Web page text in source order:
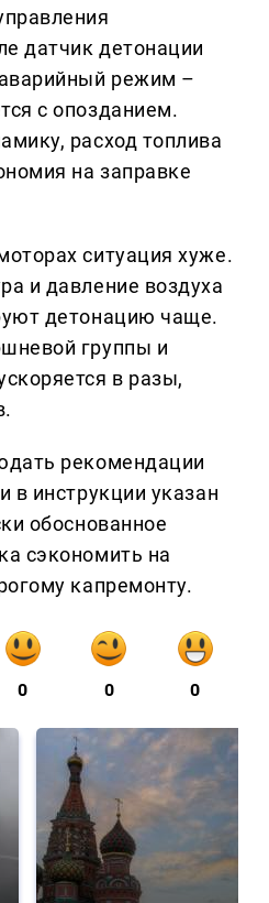
датчик детонации
режим –
с опозданием.
расход топлива
на заправке
ситуация хуже.
и давление воздуха
детонацию чаще.
группы и
в разы,
рекомендации
в инструкции указан
обоснованное
сэкономить на
капремонту.
0 0 0